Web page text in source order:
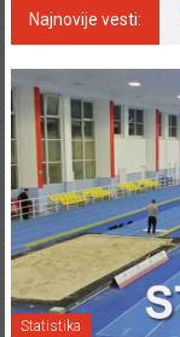
Najnovije vesti:
Statistika